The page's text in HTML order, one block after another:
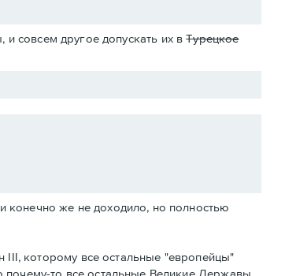
совсем другое допускать их вТурецкое
конечно же не доходило, но полностью
III, которому все остальные "европейцы"